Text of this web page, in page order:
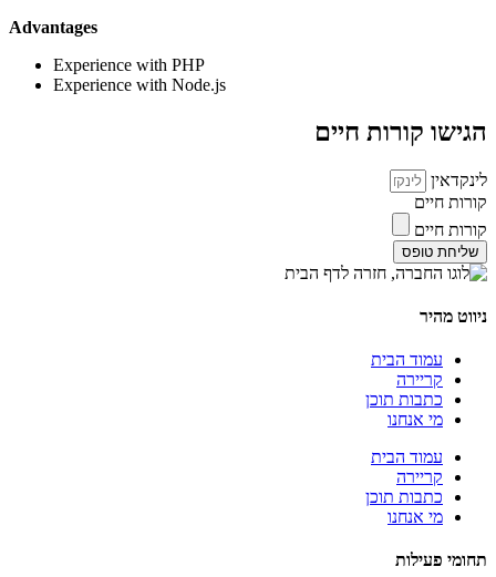
Advantages
Experience with PHP
Experience with Node.js
הגישו קורות חיים
לינקדאין
קורות חיים
קורות חיים
שליחת טופס
ניווט מהיר
עמוד הבית
קריירה
כתבות תוכן
מי אנחנו
עמוד הבית
קריירה
כתבות תוכן
מי אנחנו
תחומי פעילות